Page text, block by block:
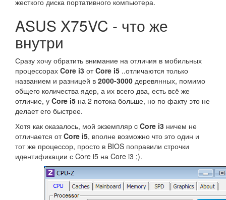
жесткого диска портативного компьютера.
ASUS X75VC - что же
внутри
Сразу хочу обратить внимание на отличия в мобильных
процессорах Core i3 отCore i5 ..отличаются только
названием и разницей в 2000-3000 деревянных, помимо
общего количества ядер, а их всего два, есть всё же
отличие, у Core i5 на 2 потока больше, но по факту это не
делает его быстрее.
Хотя как оказалось, мой экземпляр c Core i3 ничем не
отличается отCore i5, вполне возможно что это один и
тот же процессор, просто в BIOS поправили строчки
идентификации с Core i5 на Core i3 ;).